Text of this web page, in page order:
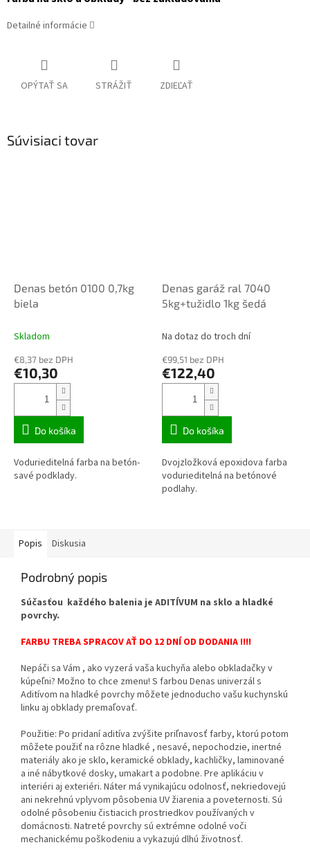
Detailné informácie
OPÝTAŤ SA STRÁŽIŤ ZDIEĽAŤ
Súvisiaci tovar
Denas betón 0100 0,7kg
biela
Skladom
€8,37 bez DPH
€10,30
Do košíka
Vodurieditelná farba na betón-
savé podklady.
Denas garáž ral 7040
5kg+tužidlo 1kg šedá
Na dotaz do troch dní
€99,51 bez DPH
€122,40
Do košíka
Dvojzložková epoxidova farba
vodurieditelná na betónové
podlahy.
Popis Diskusia
Podrobný popis
Súčasťou každého balenia je ADITÍVUM na sklo a hladké
povrchy.
FARBU TREBA SPRACOV AŤ DO 12 DNÍ OD DODANIA !!!!
Nepáči sa Vám , ako vyzerá vaša kuchyňa alebo obkladačky v
kúpeľni? Možno to chce zmenu! S farbou Denas univerzál s
Aditívom na hladké povrchy môžete jednoducho vašu kuchynskú
linku aj obklady premaľovať.
Použitie: Po pridaní aditíva zvýšite priľnavosť farby, ktorú potom
môžete použiť na rôzne hladké , nesavé, nepochodzie, inertné
materiály ako je sklo, keramické obklady, kachličky, laminované
a iné nábytkové dosky, umakart a podobne. Pre aplikáciu v
interiéri aj exteriéri. Náter má vynikajúcu odolnosť, nekriedovejú
ani nekrehnú vplyvom pôsobenia UV žiarenia a poveternosti. Sú
odolné pôsobeniu čistiacich prostriedkov používaných v
domácnosti. Natreté povrchy sú extrémne odolné voči
mechanickému poškodeniu a vykazujú dlhú životnosť.